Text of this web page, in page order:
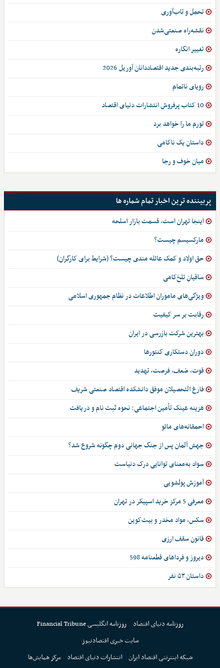
تحمل و تاب‌آوری
نقشه‌راه صنعتی‌شدن
تغییر انگاره
رتبه‌بندی جدید اقتصاددانان آوریل 2026
رویای ناتمام
10 کتاب پرفروش انتشارات دنیای اقتصاد
تورم ما را خواهد برد
داستان یک ناکامی
میان خوف و رجا
پربیننده ترین اخبار تمام شماره ها
اینجا تهران است، قسمت بازار اسلحه
مارکسیسم چیست؟
حق اولاد و کمک عائله مندی چیست؟ (شرایط برای کارگران)
ساقیانِ تلخ‌کامی
ویژگی‌های ماموران اطلاعات در نظام جمهوری اسلامی
رقابت بر سر کیفیت
بهترین شرکت بازرسی در ایران
دوران دستکاری کنتورها
قوت، ضعف، فرصت، تهدید
فارغ التحصیلان موفق دانشکده اقتصاد صنعتی شریف
هزینه عینک تأمین اجتماعی: نحوه ثبت نام و دریافت
احمقانه‌های مائو
جهش آلمان پس از جنگ جهانی دوم چگونه شروع شد؟
سواد به‌معنای توانایی درک دنیاست
آموزش پولشویی
معرفی 5 مرکز خرید اسپیکر در تهران
سکس، مواد مخدر و بیت‌کوین
قانون سقف ارزی
دیروز و فرداهای قطعنامه 598
داستان ۵۳ نفر
روزنامه دنیای اقتصاد
روزنامه انگلیسی Financial Tribune
سایت خبری اقتصادنیوز
شبکه اینترنتی اقتصاد ایران انتشارات دنیای اقتصاد مرکز همایش‌ها